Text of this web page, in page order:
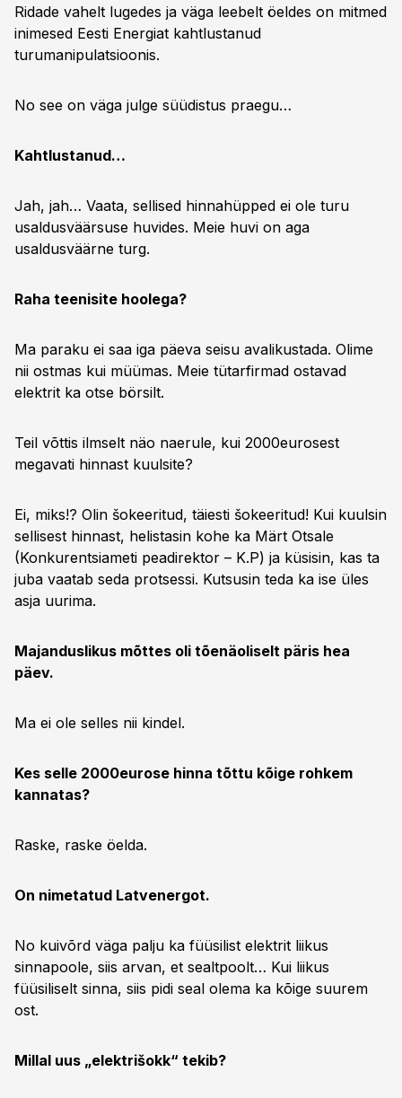
Ridade vahelt lugedes ja väga leebelt öeldes on mitmed
inimesed Eesti Energiat kahtlustanud
turumanipulatsioonis.
No see on väga julge süüdistus praegu…
Kahtlustanud…
Jah, jah… Vaata, sellised hinnahüpped ei ole turu
usaldusväärsuse huvides. Meie huvi on aga
usaldusväärne turg.
Raha teenisite hoolega?
Ma paraku ei saa iga päeva seisu avalikustada. Olime
nii ostmas kui müümas. Meie tütarfirmad ostavad
elektrit ka otse börsilt.
Teil võttis ilmselt näo naerule, kui 2000eurosest
megavati hinnast kuulsite?
Ei, miks!? Olin šokeeritud, täiesti šokeeritud! Kui kuulsin
sellisest hinnast, helistasin kohe ka Märt Otsale
(Konkurentsiameti peadirektor – K.P) ja küsisin, kas ta
juba vaatab seda protsessi. Kutsusin teda ka ise üles
asja uurima.
Majanduslikus mõttes oli tõenäoliselt päris hea
päev.
Ma ei ole selles nii kindel.
Kes selle 2000eurose hinna tõttu kõige rohkem
kannatas?
Raske, raske öelda.
On nimetatud Latvenergot.
No kuivõrd väga palju ka füüsilist elektrit liikus
sinnapoole, siis arvan, et sealtpoolt… Kui liikus
füüsiliselt sinna, siis pidi seal olema ka kõige suurem
ost.
Millal uus „elektrišokk“ tekib?